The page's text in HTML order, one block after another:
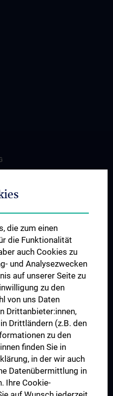
and Engagement
die zum einen
die Funktionalität
auch Cookies zu
und Analysezwecken
auf unserer Seite zu
zu den
von uns Daten
Drittanbieter:innen,
Drittländern (z.B. den
zu den
finden Sie in
in der wir auch
Datenübermittlung in
Ihre Cookie-